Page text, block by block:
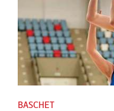
BASCHET